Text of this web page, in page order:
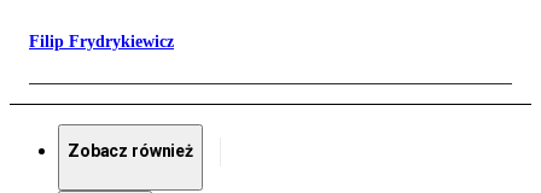
Filip Frydrykiewicz
Zobacz również